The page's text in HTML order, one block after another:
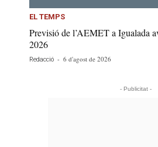
EL TEMPS
Previsió de l’AEMET a Igualada
2026
Redacció - 6 d'agost de 2026
- Publicitat -